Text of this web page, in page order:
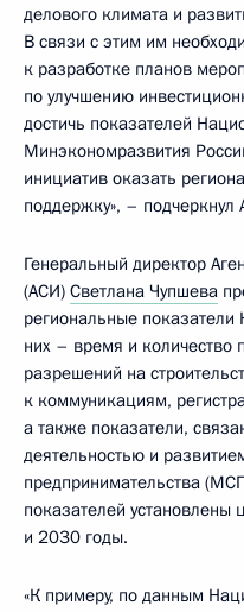
делового климата и
В связи с этим им
к разработке планов
по улучшению
достичь показателей
Минэкономразвития
инициатив оказать
поддержку», –
Генеральный директор
(АСИ) Светлана Чупшева
региональные
них – время и количество
разрешений на
к коммуникациям,
а также показатели,
деятельностью и
предпринимательства
показателей
и 2030 годы.
«К примеру, по данным